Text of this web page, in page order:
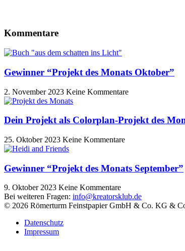
Kommentare
Gewinner “Projekt des Monats Oktober”
2. November 2023 Keine Kommentare
Dein Projekt als Colorplan-Projekt des
25. Oktober 2023 Keine Kommentare
Gewinner “Projekt des Monats September”
9. Oktober 2023 Keine Kommentare
Bei weiteren Fragen: info@kreatorsklub.de
© 2026 Römerturm Feinstpapier GmbH & Co. KG &
Datenschutz
Impressum